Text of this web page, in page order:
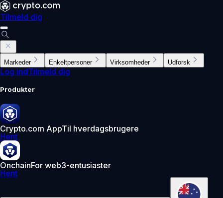
Tilmeld dig
Markeder Enkeltpersoner Virksomheder Udforsk
Log indTilmeld dig
Produkter
Crypto.com AppTil hverdagsbrugere
Hent
OnchainFor web3-entusiaster
Hent